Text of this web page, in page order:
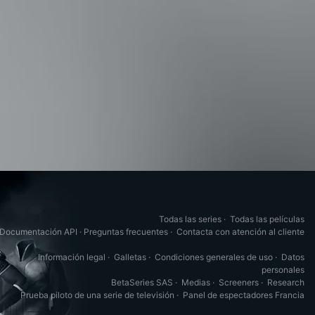
Todas las series · Todas las películas
Documentación API · Preguntas frecuentes · Contacta con atención al cliente
Información legal · Galletas · Condiciones generales de uso · Datos
personales
BetaSeries SAS · Medias · Screeners · Research
Prueba piloto de una serie de televisión · Panel de espectadores Francia